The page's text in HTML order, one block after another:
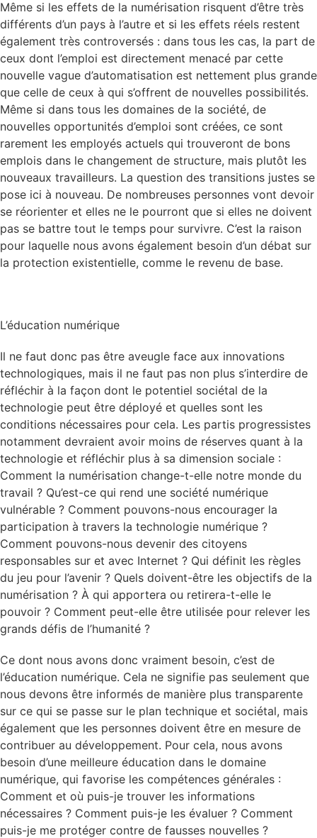
Même si les effets de la numérisation risquent d’être très
différents d’un pays à l’autre et si les effets réels restent
également très controversés : dans tous les cas, la part de
ceux dont l’emploi est directement menacé par cette
nouvelle vague d’automatisation est nettement plus grande
que celle de ceux à qui s’offrent de nouvelles possibilités.
Même si dans tous les domaines de la société, de
nouvelles opportunités d’emploi sont créées, ce sont
rarement les employés actuels qui trouveront de bons
emplois dans le changement de structure, mais plutôt les
nouveaux travailleurs. La question des transitions justes se
pose ici à nouveau. De nombreuses personnes vont devoir
se réorienter et elles ne le pourront que si elles ne doivent
pas se battre tout le temps pour survivre. C’est la raison
pour laquelle nous avons également besoin d’un débat sur
la protection existentielle, comme le revenu de base.
L’éducation numérique
Il ne faut donc pas être aveugle face aux innovations
technologiques, mais il ne faut pas non plus s’interdire de
réfléchir à la façon dont le potentiel sociétal de la
technologie peut être déployé et quelles sont les
conditions nécessaires pour cela. Les partis progressistes
notamment devraient avoir moins de réserves quant à la
technologie et réfléchir plus à sa dimension sociale :
Comment la numérisation change-t-elle notre monde du
travail ? Qu’est-ce qui rend une société numérique
vulnérable ? Comment pouvons-nous encourager la
participation à travers la technologie numérique ?
Comment pouvons-nous devenir des citoyens
responsables sur et avec Internet ? Qui définit les règles
du jeu pour l’avenir ? Quels doivent-être les objectifs de la
numérisation ? À qui apportera ou retirera-t-elle le
pouvoir ? Comment peut-elle être utilisée pour relever les
grands défis de l’humanité ?
Ce dont nous avons donc vraiment besoin, c’est de
l’éducation numérique. Cela ne signifie pas seulement que
nous devons être informés de manière plus transparente
sur ce qui se passe sur le plan technique et sociétal, mais
également que les personnes doivent être en mesure de
contribuer au développement. Pour cela, nous avons
besoin d’une meilleure éducation dans le domaine
numérique, qui favorise les compétences générales :
Comment et où puis-je trouver les informations
nécessaires ? Comment puis-je les évaluer ? Comment
puis-je me protéger contre de fausses nouvelles ?